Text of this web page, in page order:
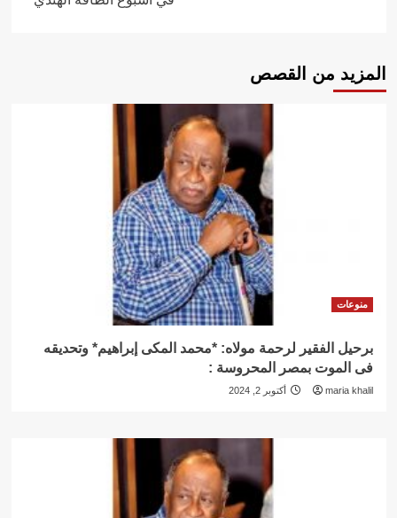
المزيد من القصص
منوعات
برحيل الفقير لرحمة مولاه: *محمد المكى إبراهيم* وتحديقه
فى الموت بمصر المحروسة :
maria khalil أكتوبر 2, 2024